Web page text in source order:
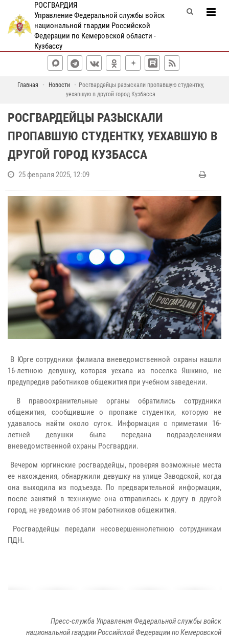
РОСГВАРДИЯ
Управление Федеральной службы войск
национальной гвардии Российской
Федерации по Кемеровской области -
Кузбассу
Главная Новости
Росгвардейцы разыскали пропавшую студентку,
уехавшую в другой город Кузбасса
РОСГВАРДЕЙЦЫ РАЗЫСКАЛИ
ПРОПАВШУЮ СТУДЕНТКУ, УЕХАВШУЮ В
ДРУГОЙ ГОРОД КУЗБАССА
25 февраля 2025, 12:09
В Юрге сотрудники филиала вневедомственной охраны нашли
16-летнюю девушку, которая уехала из поселка Яшкино, не
предупредив работников общежития при учебном заведении.
В правоохранительные органы обратились сотрудники
общежития, сообщившие о пропаже студентки, которую не
удавалось найти около суток. Информация с приметами 16-
летней девушки была передана подразделениям
вневедомственной охраны Росгвардии.
Вечером юргинские росгвардейцы, проверяя возможные места
ее нахождения, обнаружили девушку на улице Заводской, когда
она выходила из подъезда. По предварительной информации,
после занятий в техникуме она отправилась к другу в другой
город, не уведомив об этом работников общежития.
Росгвардейцы передали несовершеннолетнюю сотрудникам
ПДН.
Пресс-служба Управления Федеральной службы войск
национальной гвардии Российской Федерации по Кемеровской